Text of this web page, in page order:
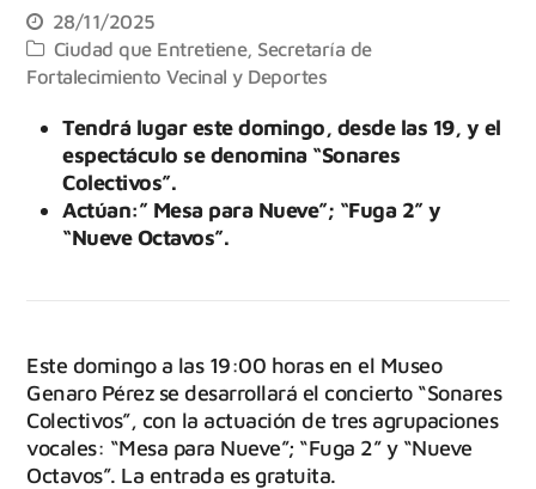
28/11/2025
Ciudad que Entretiene, Secretaría de
Fortalecimiento Vecinal y Deportes
Tendrá lugar este domingo, desde las 19, y el
espectáculo se denomina “Sonares
Colectivos”.
Actúan:” Mesa para Nueve”; “Fuga 2” y
“Nueve Octavos”.
Este domingo a las 19:00 horas en el Museo
Genaro Pérez se desarrollará el concierto “Sonares
Colectivos”, con la actuación de tres agrupaciones
vocales: “Mesa para Nueve”; “Fuga 2” y “Nueve
Octavos”. La entrada es gratuita.